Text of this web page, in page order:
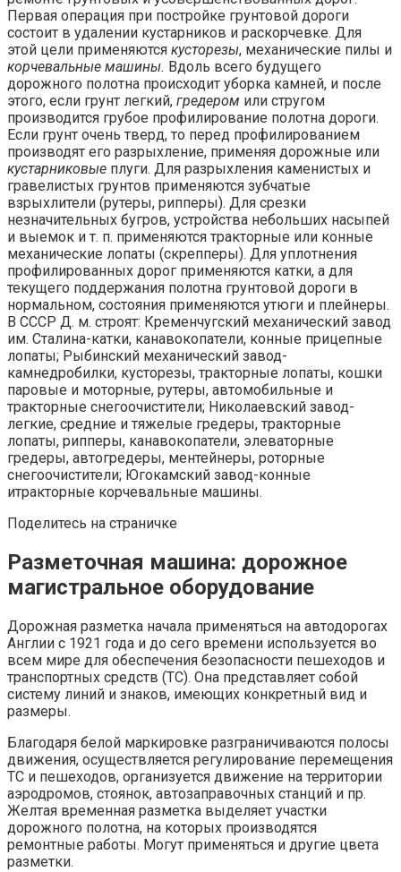
Первая операция при постройке грунтовой дороги
состоит в удалении кустарников и раскорчевке. Для
этой цели применяются кусторезы, механические пилы и
корчевальные машины. Вдоль всего будущего
дорожного полотна происходит уборка камней, и после
этого, если грунт легкий, гредером или стругом
производится грубое профилирование полотна дороги.
Если грунт очень тверд, то перед профилированием
производят его разрыхление, применяя дорожные или
кустарниковые плуги. Для разрыхления каменистых и
гравелистых грунтов применяются зубчатые
взрыхлители (рутеры, рипперы). Для срезки
незначительных бугров, устройства небольших насыпей
и выемок и т. п. применяются тракторные или конные
механические лопаты (скрепперы). Для уплотнения
профилированных дорог применяются катки, а для
текущего поддержания полотна грунтовой дороги в
нормальном, состояния применяются утюги и плейнеры.
В СССР Д. м. строят: Кременчугский механический завод
им. Сталина-катки, канавокопатели, конные прицепные
лопаты; Рыбинский механический завод-
камнедробилки, кусторезы, тракторные лопаты, кошки
паровые и моторные, рутеры, автомобильные и
тракторные снегоочистители; Николаевский завод-
легкие, средние и тяжелые гредеры, тракторные
лопаты, рипперы, канавокопатели, элеваторные
гредеры, автогредеры, ментейнеры, роторные
снегоочистители; Югокамский завод-конные
итракторные корчевальные машины.
Поделитесь на страничке
Разметочная машина: дорожное
магистральное оборудование
Дорожная разметка начала применяться на автодорогах
Англии с 1921 года и до сего времени используется во
всем мире для обеспечения безопасности пешеходов и
транспортных средств (ТС). Она представляет собой
систему линий и знаков, имеющих конкретный вид и
размеры.
Благодаря белой маркировке разграничиваются полосы
движения, осуществляется регулирование перемещения
ТС и пешеходов, организуется движение на территории
аэродромов, стоянок, автозаправочных станций и пр.
Желтая временная разметка выделяет участки
дорожного полотна, на которых производятся
ремонтные работы. Могут применяться и другие цвета
разметки.